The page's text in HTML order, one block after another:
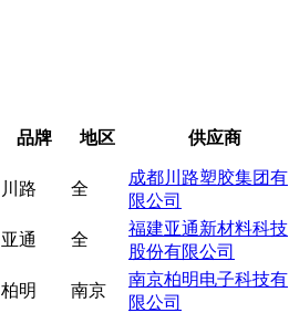
品牌 地区 供应商
川路 全
成都川路塑胶集团有
限公司
亚通 全
福建亚通新材料科技
股份有限公司
柏明 南京
南京柏明电子科技有
限公司